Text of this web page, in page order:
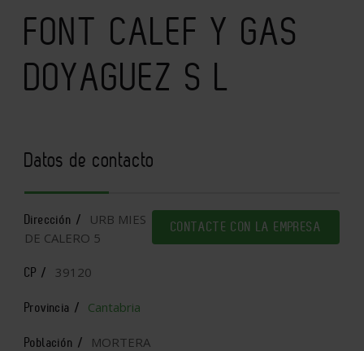
FONT CALEF Y GAS
DOYAGUEZ S L
Datos de contacto
CONTACTE CON LA EMPRESA
Dirección /
URB MIES
DE CALERO 5
CP / 39120
Provincia / Cantabria
Población / MORTERA